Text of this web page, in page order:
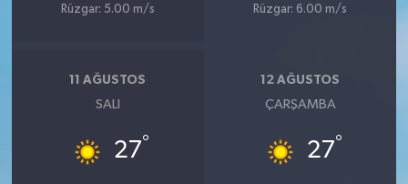
Rüzgar: 5.00 m/s
Rüzgar: 6.00 m/s
11 AĞUSTOS
SALI
27°
12 AĞUSTOS
ÇARŞAMBA
27°